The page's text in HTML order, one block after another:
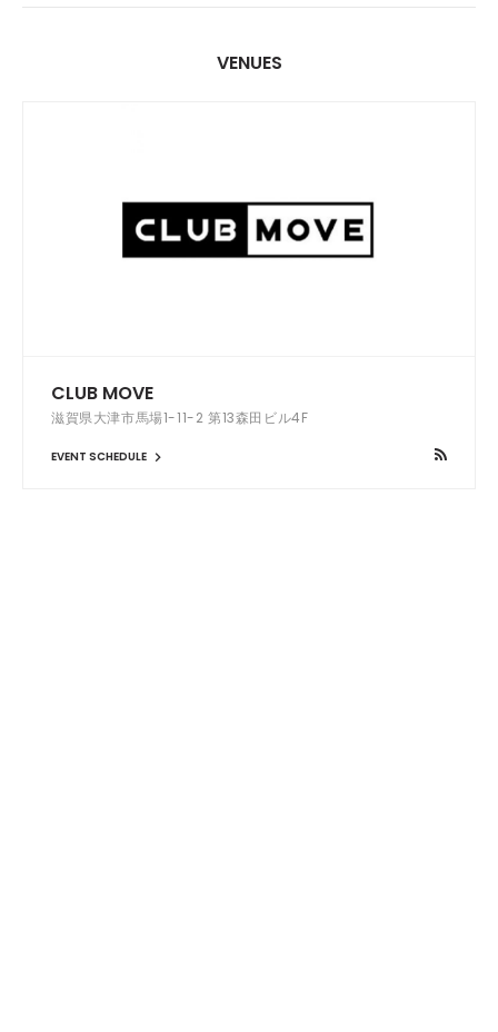
VENUES
CLUB MOVE
滋賀県大津市馬場1-11-2 第13森田ビル4F
EVENT SCHEDULE